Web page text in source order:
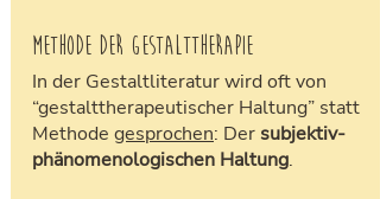
In der Gestaltliteratur wird oft von
“gestalttherapeutischer Haltung” statt
Methode gesprochen: Der subjektiv-
phänomenologischen Haltung.